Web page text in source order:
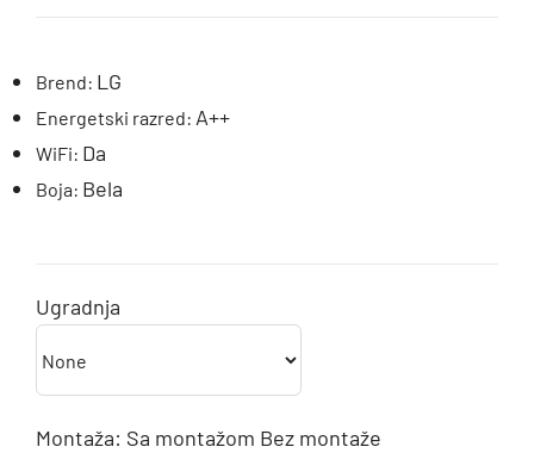
Brend: LG
Energetski razred: A++
WiFi: Da
Boja: Bela
Ugradnja
Montaža: Sa montažom Bez montaže